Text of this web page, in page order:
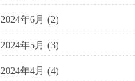
2024年6月 (2)
2024年5月 (3)
2024年4月 (4)